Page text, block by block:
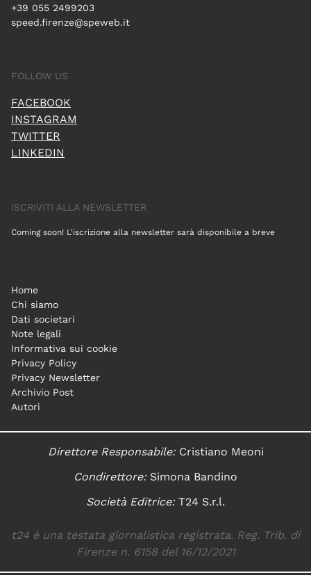
+39 055 2499203
speed.firenze@speweb.it
FOLLOW US
FACEBOOK
INSTAGRAM
TWITTER
LINKEDIN
ISCRIVITI ALLA NEWSLETTER
Coming soon! L'iscrizione alla newsletter sarà disponibile a breve
Home
Chi siamo
Dati societari
Note legali
Informativa sui cookie
Privacy Policy
Privacy Newsletter
Archivio Post
Autori
Direttore Responsabile:Cristiano Meoni
Condirettore:Simona Bandino
Società Editrice:T24 S.r.l.
t24 è una testata giornalistica registrata. Reg. Trib. di
Firenze n. 6158 del 16/12/2021